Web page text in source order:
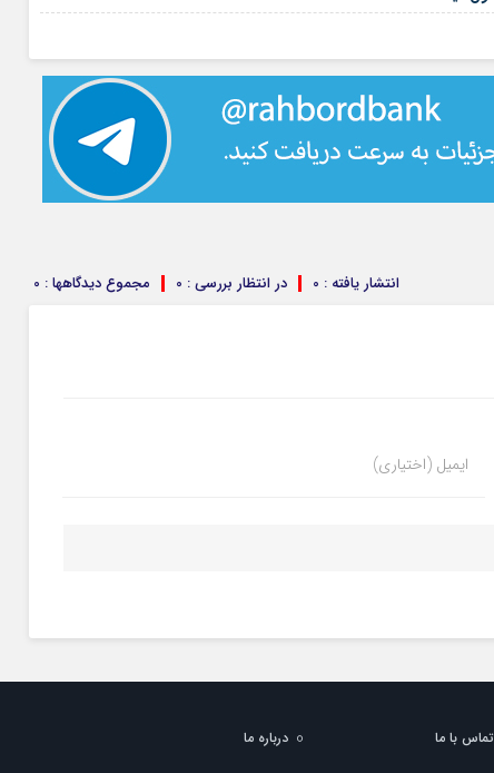
مجموع دیدگاهها : 0 در انتظار بررسی : 0 انتشار یافته : 0
ایمیل (اختیاری)
تماس با ما درباره ما